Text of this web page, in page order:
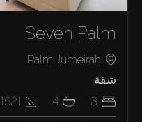
Seven Palm
Palm Jumeirah
شقة
3
4
1521